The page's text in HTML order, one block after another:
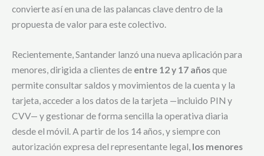
convierte así en una de las palancas clave dentro de la
propuesta de valor para este colectivo.
Recientemente, Santander lanzó una nueva aplicación para
menores, dirigida a clientes de entre 12 y 17 añosque
permite consultar saldos y movimientos de la cuenta y la
tarjeta, acceder a los datos de la tarjeta —incluido PIN y
CVV— y gestionar de forma sencilla la operativa diaria
desde el móvil. A partir de los 14 años, y siempre con
autorización expresa del representante legal, los menores